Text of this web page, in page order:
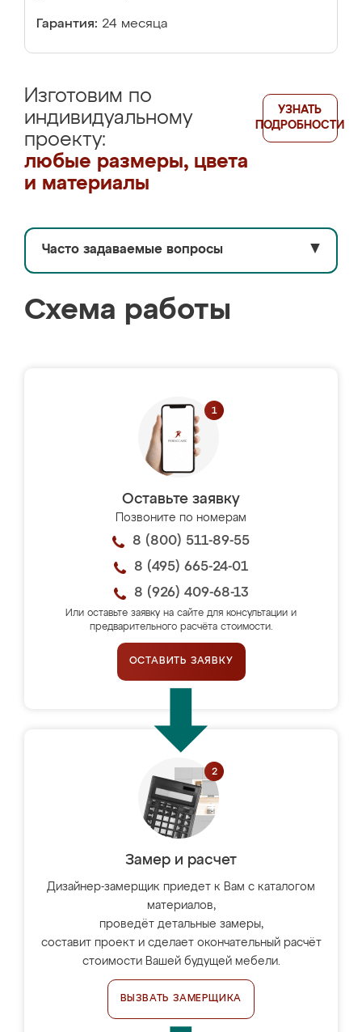
Гарантия: 24 месяца
Изготовим по
индивидуальному
проекту:
любые размеры, цвета
и материалы
УЗНАТЬ
ПОДРОБНОСТИ
Часто задаваемые вопросы ▼
Схема работы
Оставьте заявку
Позвоните по номерам
8 (800) 511-89-55
8 (495) 665-24-01
8 (926) 409-68-13
Или оставьте заявку на сайте для консультации и
предварительного расчёта стоимости.
ОСТАВИТЬ ЗАЯВКУ
Замер и расчет
Дизайнер-замерщик приедет к Вам с каталогом
материалов,
проведёт детальные замеры,
составит проект и сделает окончательный расчёт
стоимости Вашей будущей мебели.
ВЫЗВАТЬ ЗАМЕРЩИКА